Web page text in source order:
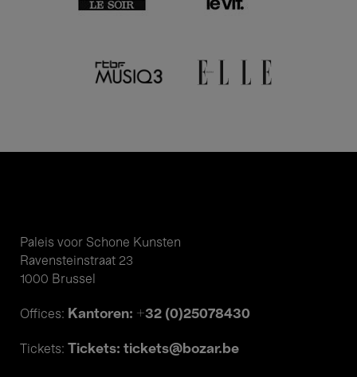
Paleis voor Schone Kunsten
Ravensteinstraat 23
1000 Brussel
Offices: Kantoren: +32 (0)25078430
Tickets: Tickets: tickets@bozar.be